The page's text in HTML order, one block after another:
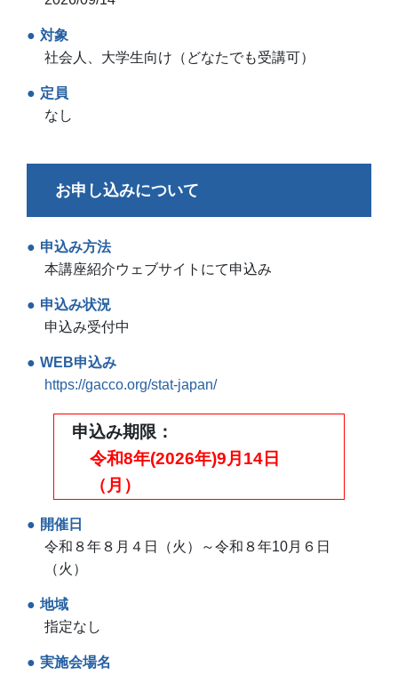
対象
社会人、大学生向け（どなたでも受講可）
定員
なし
お申し込みについて
申込み方法
本講座紹介ウェブサイトにて申込み
申込み状況
申込み受付中
WEB申込み
https://gacco.org/stat-japan/
申込み期限
令和8年(2026年)9月14日
（月）
開催日
令和８年８月４日（火）～令和８年10月６日
（火）
地域
指定なし
実施会場名